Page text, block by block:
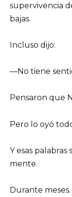
supervivencia
bajas.
Incluso dijo:
—No tiene
Pensaron que
Pero lo oyó
Y esas
mente.
Durante meses.